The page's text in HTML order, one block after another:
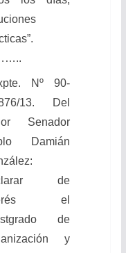
Nº 90-
13. Del
Senador
Damián
de
el
de
y